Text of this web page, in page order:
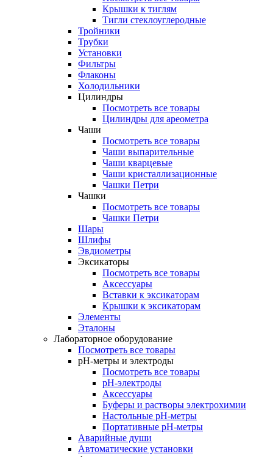
Крышки к тиглям
Тигли стеклоуглеродные
Тройники
Трубки
Установки
Фильтры
Флаконы
Холодильники
Цилиндры
Посмотреть все товары
Цилиндры для ареометра
Чаши
Посмотреть все товары
Чаши выпарительные
Чаши кварцевые
Чаши кристаллизационные
Чашки Петри
Чашки
Посмотреть все товары
Чашки Петри
Шары
Шлифы
Эвдиометры
Эксикаторы
Посмотреть все товары
Аксессуары
Вставки к эксикаторам
Крышки к эксикаторам
Элементы
Эталоны
Лабораторное оборудование
Посмотреть все товары
pH-метры и электроды
Посмотреть все товары
pH-электроды
Аксессуары
Буферы и растворы электрохимии
Настольные рН-метры
Портативные рН-метры
Аварийные души
Автоматические установки